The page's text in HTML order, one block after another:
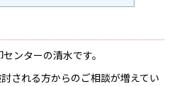
ンターの清水です。
される方からのご相談が増えてい